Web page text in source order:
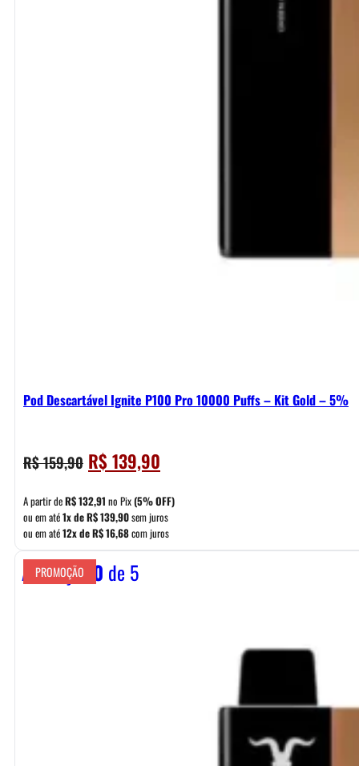
Pod Descartável Ignite P100 Pro 10000 Puffs – Kit Gold – 5%
R$159,90 O
preço
original
era:
R$ 159,90.
R$139,90
preço
atual
é:
R$ 139,90.
A partir deR$132,91 no Pix(5% OFF)
ou em até1x deR$139,90sem juros
ou em até12x deR$16,68com juros
Avaliação 0 de 5
PROMOÇÃO